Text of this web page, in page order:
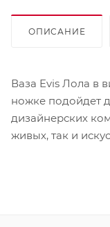
ОПИСАНИЕ
Ваза Evis Лола в
ножке подойдет
дизайнерских
живых, так и